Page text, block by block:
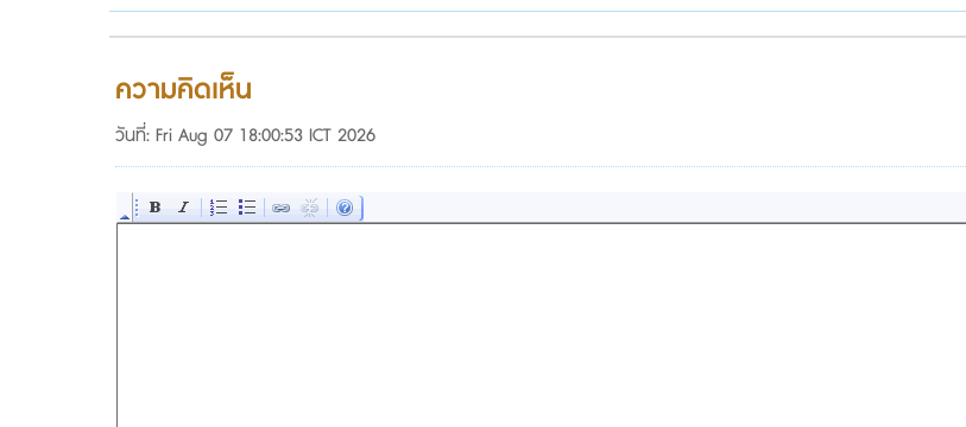
ความคิดเห็น
วันที่: Fri Aug 07 18:00:53 ICT 2026